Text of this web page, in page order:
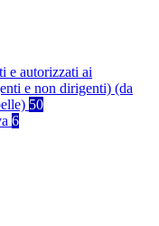
e autorizzati ai
e non dirigenti) (da
50
6